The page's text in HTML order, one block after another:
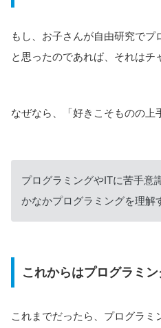
もし、お子さんが自由研究でプ
と思ったのであれば、それはチ
なぜなら、「好きこそものの上
プログラミングやITに苦手意
かなかプログラミングを理解
これからはプログラミ
これまでだったら、プログラミ